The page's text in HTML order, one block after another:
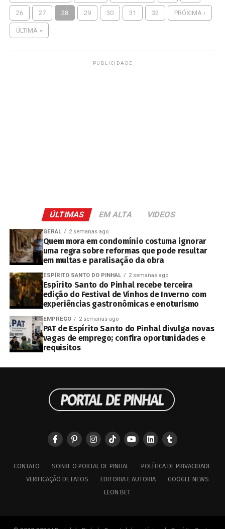
26 27 28 29 30 31 32 PRÓXIMA ›
ÚLTIMA »
PUBLICIDADE
ÚLTIMAS EM ALTA VIDEOS
GERAL 2 semanas ago
Quem mora em condomínio costuma ignorar
uma regra sobre reformas que pode resultar
em multas e paralisação da obra
ESPÍRITO SANTO DO PINHAL 2 semanas ago
Espírito Santo do Pinhal recebe terceira
edição do Festival de Vinhos de Inverno com
experiências gastronômicas e enoturismo
EMPREGO 2 semanas ago
PAT de Espírito Santo do Pinhal divulga novas
vagas de emprego; confira oportunidades e
requisitos
CONTATO SOBRE O PORTAL DE PINHAL
POLÍTICA DE PRIVACIDADE
VERIFICAÇÃO DE FATOS
EDITORIA E AUTORIA
GOOGLE NEWS
LEON BET